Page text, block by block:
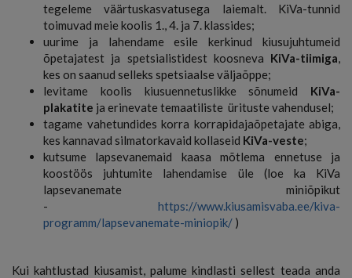
tegeleme väärtuskasvatusega laiemalt. KiVa-tunnid
toimuvad meie koolis 1., 4. ja 7. klassides;
uurime ja lahendame esile kerkinud kiusujuhtumeid
õpetajatest ja spetsialistidest koosneva KiVa-tiimiga,
kes on saanud selleks spetsiaalse väljaõppe;
levitame koolis kiusuennetuslikke sõnumeid KiVa-
plakatite ja erinevate temaatiliste ürituste vahendusel;
tagame vahetundides korra korrapidajaõpetajate abiga,
kes kannavad silmatorkavaid kollaseid KiVa-veste;
kutsume lapsevanemaid kaasa mõtlema ennetuse ja
koostöös juhtumite lahendamise üle (loe ka KiVa
lapsevanemate miniõpikut
- https://www.kiusamisvaba.ee/kiva-
programm/lapsevanemate-miniopik/ )
Kui kahtlustad kiusamist, palume kindlasti sellest teada anda